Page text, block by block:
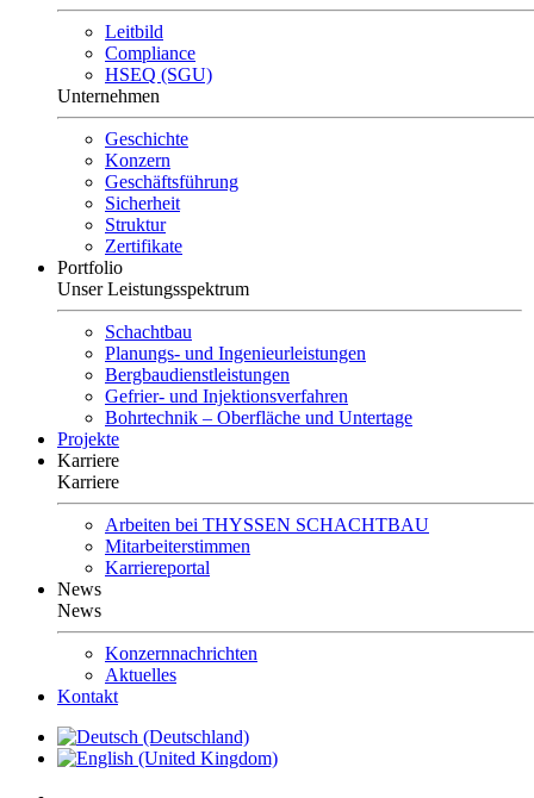
Leitbild
Compliance
HSEQ (SGU)
Unternehmen
Geschichte
Konzern
Geschäftsführung
Sicherheit
Struktur
Zertifikate
Portfolio
Unser Leistungsspektrum
Schachtbau
Planungs- und Ingenieurleistungen
Bergbaudienstleistungen
Gefrier- und Injektionsverfahren
Bohrtechnik – Oberfläche und Untertage
Projekte
Karriere
Karriere
Arbeiten bei THYSSEN SCHACHTBAU
Mitarbeiterstimmen
Karriereportal
News
News
Konzernnachrichten
Aktuelles
Kontakt